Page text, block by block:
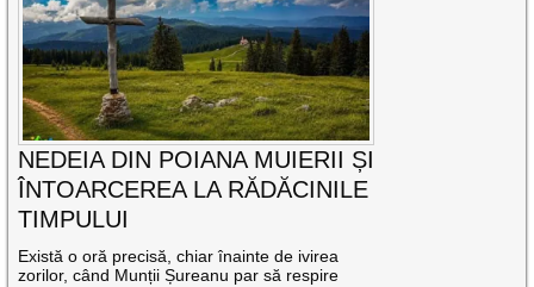
NEDEIA DIN POIANA MUIERII ȘI
ÎNTOARCEREA LA RĂDĂCINILE
TIMPULUI
Există o oră precisă, chiar înainte de ivirea
zorilor, când Munții Șureanu par să respire